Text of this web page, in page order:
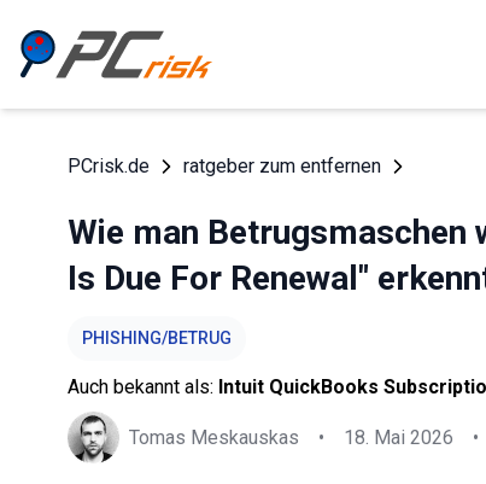
PCrisk.de ratgeber zum entfernen
Wie man Betrugsmaschen
Is Due For Renewal"
PHISHING/BETRUG
Auch bekannt als: Intuit QuickBooks
Tomas Meskauskas • 18. Mai 2026 •